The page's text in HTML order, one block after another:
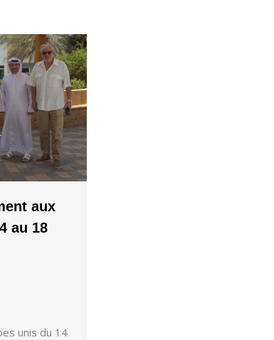
aux
au 18
unis du 14